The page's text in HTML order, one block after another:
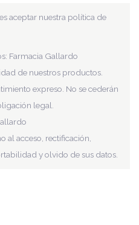
aceptar nuestra política de
Farmacia Gallardo
de nuestros productos.
expreso. No se cederán
legal.
al acceso, rectificación,
y olvido de sus datos.